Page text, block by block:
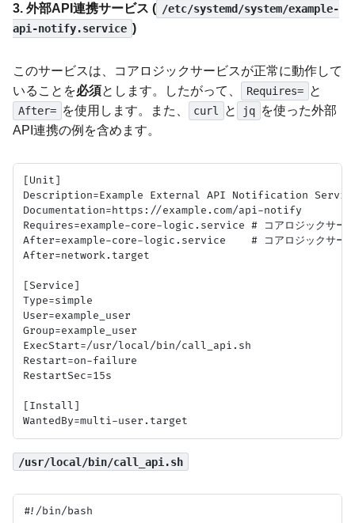
3. 外部API連携サービス ( /etc/systemd/system/example-
api-notify.service )
このサービスは、コアロジックサービスが正常に動作して
いることを必須とします。したがって、 Requires= と
After= を使用します。また、 curl と jq を使った外部
API連携の例を含めます。
[Unit]
Description=Example External API Notification
Documentation=https://example.com/api-notify
Requires=example-core-logic.service # コアロジックサービ
After=example-core-logic.service    # コアロジックサービ
After=network.target
[Service]
Type=simple
User=example_user
Group=example_user
ExecStart=/usr/local/bin/call_api.sh
Restart=on-failure
RestartSec=15s
[Install]
/usr/local/bin/call_api.sh
#!/bin/bash